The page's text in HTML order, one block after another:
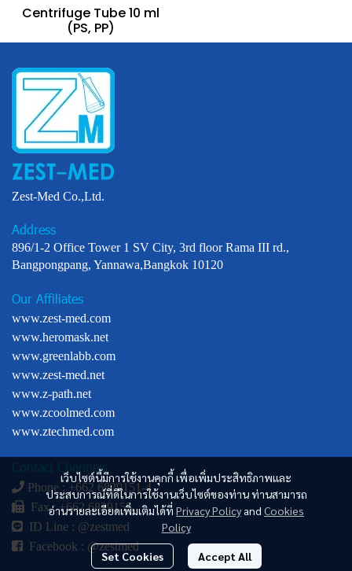
Centrifuge Tube 10 ml
(PS, PP)
เว็บไซต์นี้มีการใช้งานคุกกี้ เพื่อเพิ่มประสิทธิภาพและ
ประสบการณ์ที่ดีในการใช้งานเว็บไซต์ของท่าน ท่านสามารถ
อ่านรายละเอียดเพิ่มเติมได้ที่ Privacy Policy and Cookies
Policy
Set Cookies Accept All
Zest-Med Co.,Ltd.
Address
896/1-2 Office Tower 1 SV City, 3rd floor Rama III rd.,
Bangpongpang, Yannawa,Bangkok 10120
Our Affiliates
www.zest-med.com
www.heromask.net
www.greenlabb.com
www.zest-med.net
www.z-path.net
www.zcoolmed.com
www.ztechmed.com
Contact Channels
Phone : +662 6829151-4
Fax : +662 6829155
ID Line : @zestmed
Facebook : @zestmed